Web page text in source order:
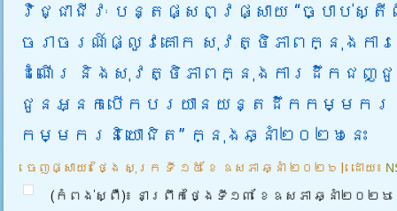
វិជ្ជាជីវៈ បន្តផ្សព្វផ្សាយ “ច្បាប់ស្តី
ចរាចរណ៍ផ្លូវគោក សុវត្ថិភាពក្នុងការ
ដំណើរ និងសុវត្ថិភាពក្នុងការដឹកជញ្
ជូនអ្នកបើកបរយានយន្តដឹកកម្មករ
កម្មករនិយោជិត” ក្នុងឆ្នាំ២០២៦នេះ
ចេញផ្សាយ៖ ថ្ងៃ សុក្រ ទី ១៥ ខែ ឧសភា ឆ្នាំ ២០២៦ | ដោយ៖
(កំពង់ស្ពឺ)៖ នាព្រឹកថ្ងៃទី១៣ ខែឧសភា ឆ្នាំ២០២៦ ន